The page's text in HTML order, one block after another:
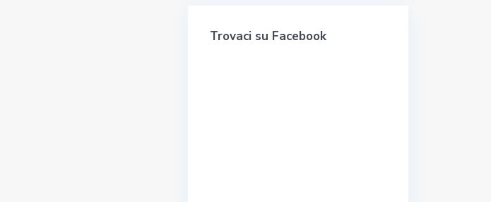
Trovaci su Facebook